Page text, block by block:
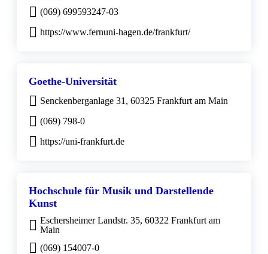
(069) 699593247-03
https://www.fernuni-hagen.de/frankfurt/
Goethe-Universität
Senckenberganlage 31, 60325 Frankfurt am Main
(069) 798-0
https://uni-frankfurt.de
Hochschule für Musik und Darstellende
Kunst
Eschersheimer Landstr. 35, 60322 Frankfurt am
Main
(069) 154007-0